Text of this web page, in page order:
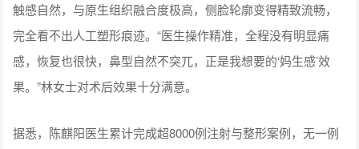
触感自然，与原生组织融合度极高，侧脸轮廓变得精致流畅，
完全看不出人工塑形痕迹。“医生操作精准，全程没有明显痛
感，恢复也很快，鼻型自然不突兀，正是我想要的‘妈生感’效
果。”林女士对术后效果十分满意。
据悉，陈麒阳医生累计完成超8000例注射与整形案例，无一例